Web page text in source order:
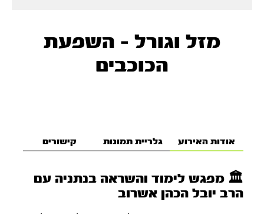
מזל וגורל - השפעת
הכוכבים
אודות האירוע גלריית תמונות קישורים
🏛️ מפגש לימוד והשראה בנתניה עם
הרב יובל הכהן אשרוב